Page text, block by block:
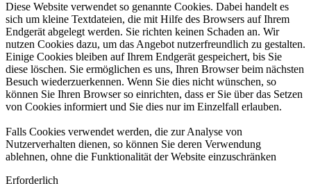
Diese Website verwendet so genannte Cookies. Dabei handelt es
sich um kleine Textdateien, die mit Hilfe des Browsers auf Ihrem
Endgerät abgelegt werden. Sie richten keinen Schaden an. Wir
nutzen Cookies dazu, um das Angebot nutzerfreundlich zu gestalten.
Einige Cookies bleiben auf Ihrem Endgerät gespeichert, bis Sie
diese löschen. Sie ermöglichen es uns, Ihren Browser beim nächsten
Besuch wiederzuerkennen. Wenn Sie dies nicht wünschen, so
können Sie Ihren Browser so einrichten, dass er Sie über das Setzen
von Cookies informiert und Sie dies nur im Einzelfall erlauben.
Falls Cookies verwendet werden, die zur Analyse von
Nutzerverhalten dienen, so können Sie deren Verwendung
ablehnen, ohne die Funktionalität der Website einzuschränken
Erforderlich